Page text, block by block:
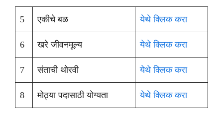
5 एकीचे बळ येथे क्लिक करा
6 खरे जीवनमूल्य येथे क्लिक करा
7 संताची थोरवी येथे क्लिक करा
8 मोठ्या पदासाठी योग्यता येथे क्लिक करा